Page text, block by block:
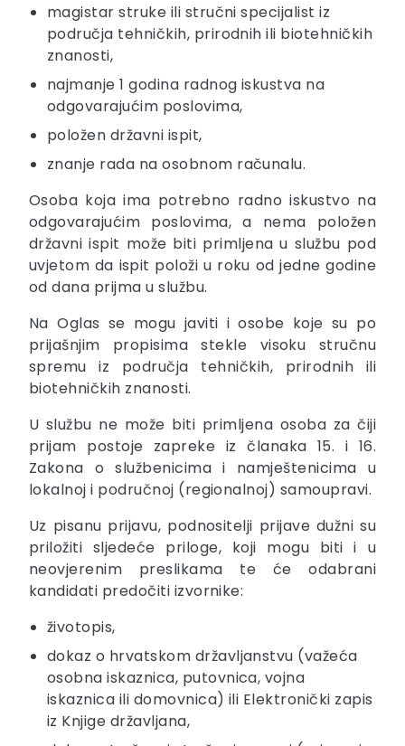
magistar struke ili stručni specijalist iz
područja tehničkih, prirodnih ili biotehničkih
znanosti,
najmanje 1 godina radnog iskustva na
odgovarajućim poslovima,
položen državni ispit,
znanje rada na osobnom računalu.
Osoba koja ima potrebno radno iskustvo na
odgovarajućim poslovima, a nema položen
državni ispit može biti primljena u službu pod
uvjetom da ispit položi u roku od jedne godine
od dana prijma u službu.
Na Oglas se mogu javiti i osobe koje su po
prijašnjim propisima stekle visoku stručnu
spremu iz područja tehničkih, prirodnih ili
biotehničkih znanosti.
U službu ne može biti primljena osoba za čiji
prijam postoje zapreke iz članaka 15. i 16.
Zakona o službenicima i namještenicima u
lokalnoj i područnoj (regionalnoj) samoupravi.
Uz pisanu prijavu, podnositelji prijave dužni su
priložiti sljedeće priloge, koji mogu biti i u
neovjerenim preslikama te će odabrani
kandidati predočiti izvornike:
životopis,
dokaz o hrvatskom državljanstvu (važeća
osobna iskaznica, putovnica, vojna
iskaznica ili domovnica) ili Elektronički zapis
iz Knjige državljana,